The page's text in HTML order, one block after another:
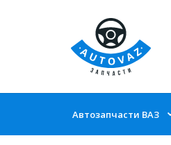
Автозапчасти ВАЗ